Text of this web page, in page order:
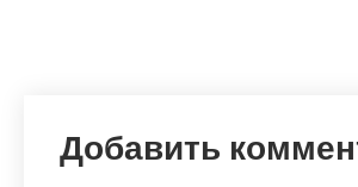
Добавить